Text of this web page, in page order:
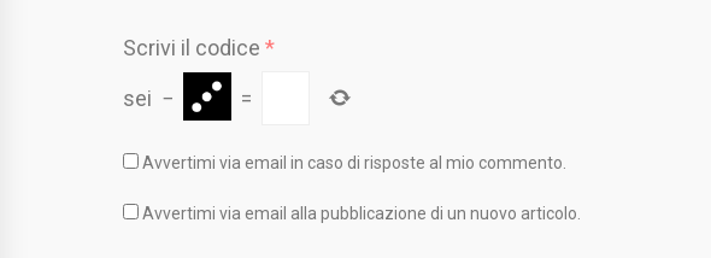
Scrivi il codice *
sei − =
Avvertimi via email in caso di risposte al mio commento.
Avvertimi via email alla pubblicazione di un nuovo articolo.